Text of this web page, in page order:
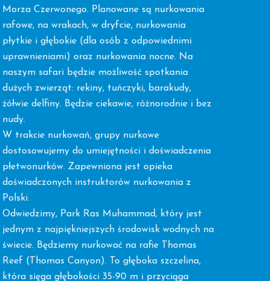
Morza Czerwonego. Planowane są nurkowania
rafowe, na wrakach, w dryfcie, nurkowania
płytkie i głębokie (dla osób z odpowiednimi
uprawnieniami) oraz nurkowania nocne. Na
naszym safari będzie możliwość spotkania
dużych zwierząt: rekiny, tuńczyki, barakudy,
żółwie delfiny. Będzie ciekawie, różnorodnie i bez
nudy.
W trakcie nurkowań, grupy nurkowe
dostosowujemy do umiejętności i doświadczenia
płetwonurków. Zapewniona jest opieka
doświadczonych instruktorów nurkowania z
Polski.
Odwiedzimy, Park Ras Muhammad, który jest
jednym z najpiękniejszych środowisk wodnych na
świecie. Będziemy nurkować na rafie Thomas
Reef (Thomas Canyon). To głęboka szczelina,
która sięga głębokości 35-90 m i przyciąga